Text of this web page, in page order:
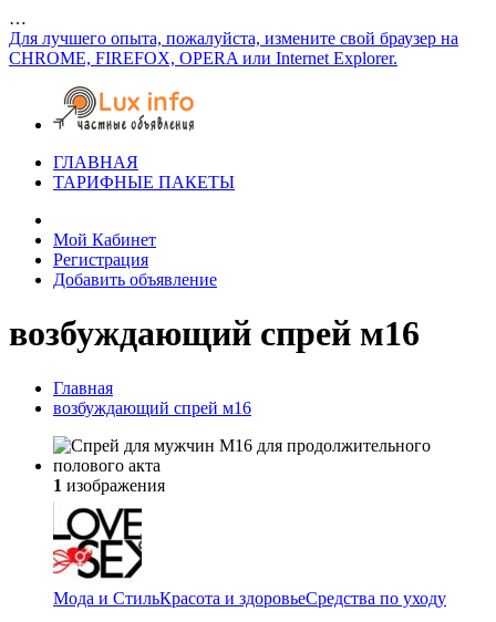
…
Для лучшего опыта, пожалуйста, измените свой браузер на
CHROME, FIREFOX, OPERA или Internet Explorer.
ГЛАВНАЯ
ТАРИФНЫЕ ПАКЕТЫ
Мой Кабинет
Регистрация
Добавить объявление
возбуждающий спрей м16
Главная
возбуждающий спрей м16
1 изображения
Мода и СтильКрасота и здоровьеСредства по уходу